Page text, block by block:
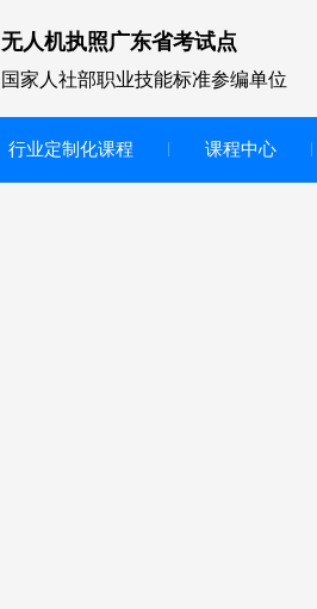
无人机执照广东省考试点
国家人社部职业技能标准参编单位
行业定制化课程 课程中心